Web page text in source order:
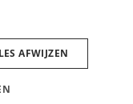
AFWIJZEN